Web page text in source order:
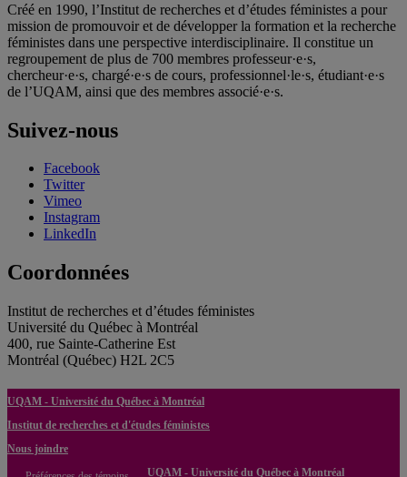
Créé en 1990, l’Institut de recherches et d’études féministes a pour
mission de promouvoir et de développer la formation et la recherche
féministes dans une perspective interdisciplinaire. Il constitue un
regroupement de plus de 700 membres professeur·e·s,
chercheur·e·s, chargé·e·s de cours, professionnel·le·s, étudiant·e·s
de l’UQAM, ainsi que des membres associé·e·s.
Suivez-nous
Facebook
Twitter
Vimeo
Instagram
LinkedIn
Coordonnées
Institut de recherches et d’études féministes
Université du Québec à Montréal
400, rue Sainte-Catherine Est
Montréal (Québec) H2L 2C5
UQAM - Université du Québec à Montréal
Institut de recherches et d'études féministes
Nous joindre
UQAM - Université du Québec à Montréal